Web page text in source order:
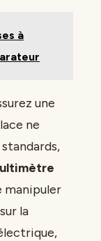
à
une
ne
manipuler
la